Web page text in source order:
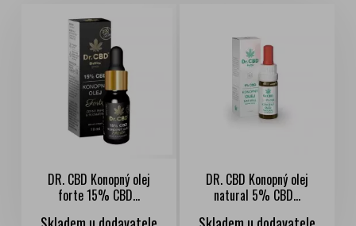
DR. CBD Konopný olej
forte 15% CBD...
DR. CBD Konopný olej
natural 5% CBD...